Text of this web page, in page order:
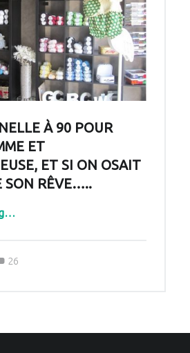
À 90 POUR
ET
ET SI ON OSAIT
SON RÊVE…..
“Opérationnelle à 90 pour cent …. femme et entrepreneuse, et si on osait enfin vivre son rêve…..”
…
Comments:26